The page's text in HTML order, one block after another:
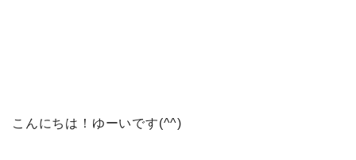
こんにちは！ゆーいです(^^)